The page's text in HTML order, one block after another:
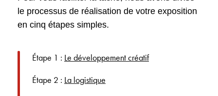
le processus de réalisation de votre exposition
en cinq étapes simples.
Étape 1 : Le développement créatif
Étape 2 : La logistique